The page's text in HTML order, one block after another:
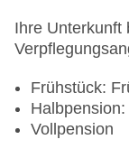
Ihre Unterkunft
Frühstück:
Vollpension